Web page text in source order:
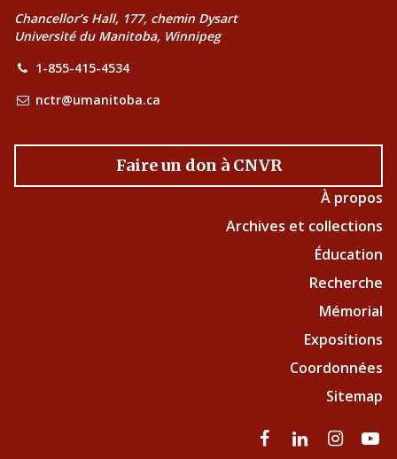
Chancellor’s Hall, 177, chemin Dysart
Université du Manitoba, Winnipeg
1-855-415-4534
nctr@umanitoba.ca
Faire un don à CNVR
À propos
Archives et collections
Éducation
Recherche
Mémorial
Expositions
Coordonnées
Sitemap